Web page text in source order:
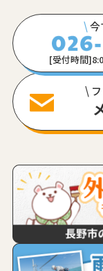
\今
[受付時間
\